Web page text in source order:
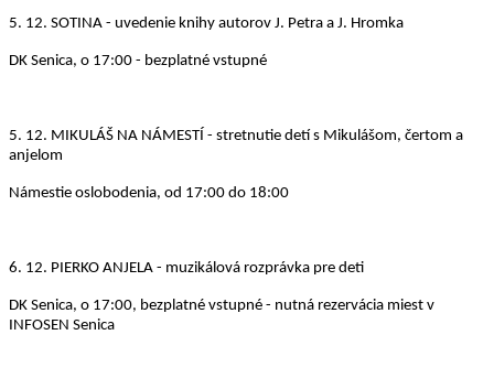
5. 12. SOTINA - uvedenie knihy autorov J. Petra a J. Hromka
DK Senica, o 17:00 - bezplatné vstupné
5. 12. MIKULÁŠ NA NÁMESTÍ - stretnutie detí s Mikulášom, čertom a
anjelom
Námestie oslobodenia, od 17:00 do 18:00
6. 12. PIERKO ANJELA - muzikálová rozprávka pre deti
DK Senica, o 17:00, bezplatné vstupné - nutná rezervácia miest v
INFOSEN Senica